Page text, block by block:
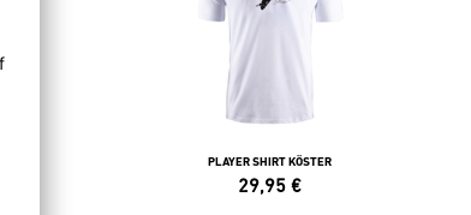
PLAYER SHIRT KÖSTER
29,95 €